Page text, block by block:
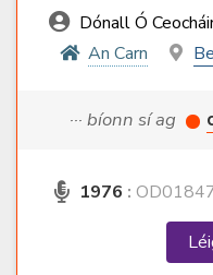
Dónall Ó
An Carn
··· bíonn sí ag
1976 :